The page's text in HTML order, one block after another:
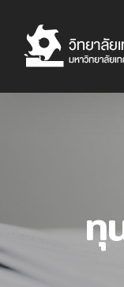
content
ทุ